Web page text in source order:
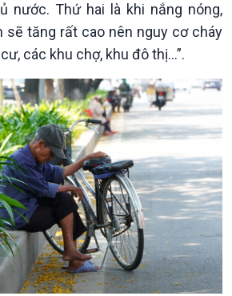
Multimedia
Ảnh
Video
Infographic
E-Magazine
nước. Thứ hai là khi nắng nóng,
sẽ tăng rất cao nên nguy cơ cháy
các khu chợ, khu đô thị…”.